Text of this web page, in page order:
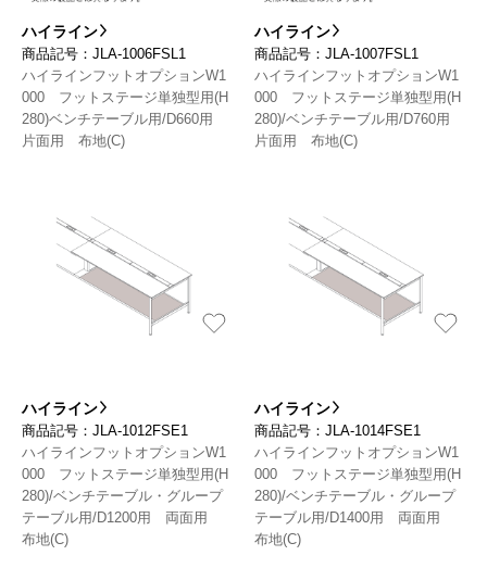
ハイライン
商品記号：JLA-1006FSL1
ハイラインフットオプションW1
000 フットステージ単独型用(H
280)ベンチテーブル用/D660用
片面用 布地(C)
ハイライン
商品記号：JLA-1007FSL1
ハイラインフットオプションW1
000 フットステージ単独型用(H
280)/ベンチテーブル用/D760用
片面用 布地(C)
ハイライン
商品記号：JLA-1012FSE1
ハイラインフットオプションW1
000 フットステージ単独型用(H
280)/ベンチテーブル・グループ
テーブル用/D1200用 両面用
布地(C)
ハイライン
商品記号：JLA-1014FSE1
ハイラインフットオプションW1
000 フットステージ単独型用(H
280)/ベンチテーブル・グループ
テーブル用/D1400用 両面用
布地(C)